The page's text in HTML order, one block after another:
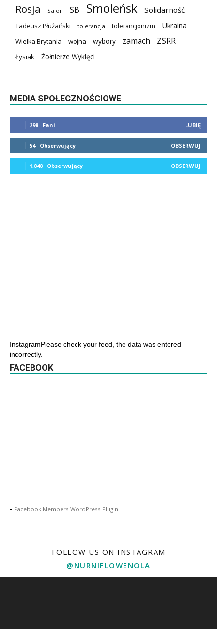
Rosja Salon SB Smoleńsk Solidarność
Tadeusz Płużański tolerancja tolerancjonizm Ukraina
Wielka Brytania wojna wybory zamach ZSRR
Łysiak Żołnierze Wyklęci
MEDIA SPOŁECZNOŚCIOWE
298 Fani LUBIĘ
54 Obserwujący OBSERWUJ
1,848 Obserwujący OBSERWUJ
InstagramPlease check your feed, the data was entered
incorrectly.
FACEBOOK
- Facebook Members WordPress Plugin
FOLLOW US ON INSTAGRAM
@NURNIFLOWENOLA